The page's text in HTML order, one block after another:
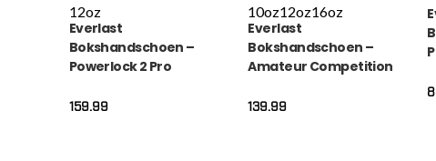
12oz
Everlast
Bokshandschoen –
Powerlock 2 Pro
Zwart
159.99
10oz12oz16oz
Everlast
Bokshandschoen –
Amateur Competition
139.99